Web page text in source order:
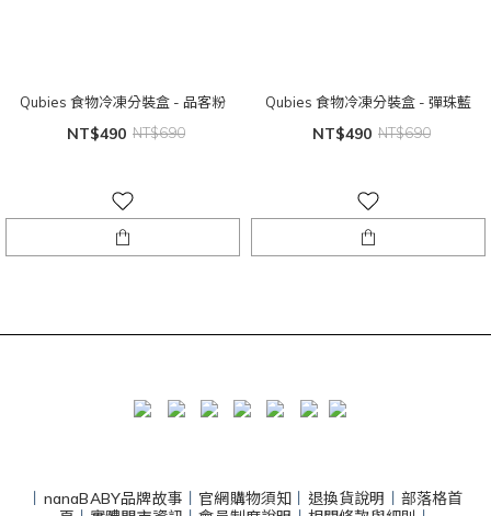
Qubies 食物冷凍分裝盒 - 品客粉
NT$490 NT$690
Qubies 食物冷凍分裝盒 - 彈珠藍
NT$490 NT$690
nanaBABY品牌故事 官網購物須知 退換貨說明
部落格首